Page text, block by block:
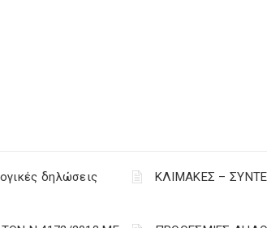
δηλώσεις
ΚΛΙΜΑΚΕΣ –